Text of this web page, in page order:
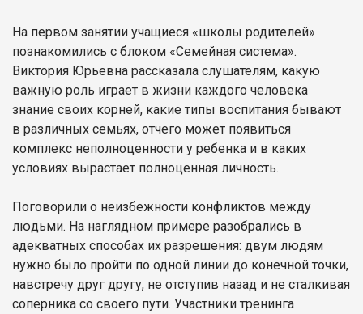
На первом занятии учащиеся «школы родителей»
познакомились с блоком «Семейная система».
Виктория Юрьевна рассказала слушателям, какую
важную роль играет в жизни каждого человека
знание своих корней, какие типы воспитания бывают
в различных семьях, отчего может появиться
комплекс неполноценности у ребенка и в каких
условиях вырастает полноценная личность.
Поговорили о неизбежности конфликтов между
людьми. На наглядном примере разобрались в
адекватных способах их разрешения: двум людям
нужно было пройти по одной линии до конечной точки,
навстречу друг другу, не отступив назад и не сталкивая
соперника со своего пути. Участники тренинга